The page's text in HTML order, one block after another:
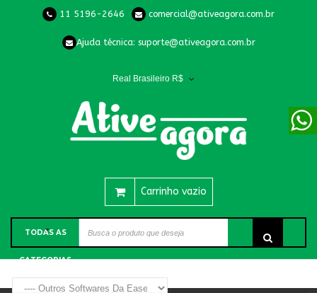
11 5196-2646 comercial@ativeagora.com.br
Ajuda técnica: suporte@ativeagora.com.br
Real Brasileiro R$
Carrinho vazio
TODAS AS
CATEGORIAS